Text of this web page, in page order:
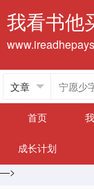
我看书他
首页
成长计划
—>